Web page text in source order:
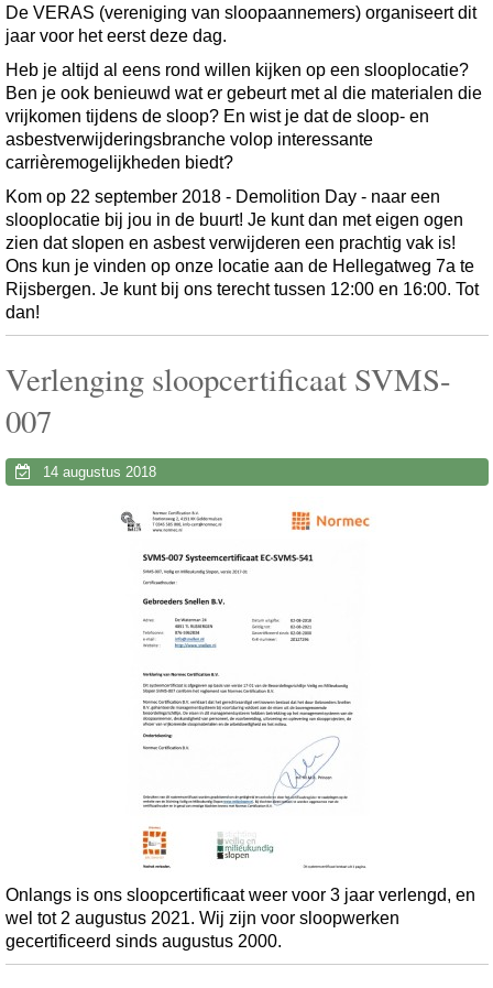
De VERAS (vereniging van sloopaannemers) organiseert dit
jaar voor het eerst deze dag.
Heb je altijd al eens rond willen kijken op een slooplocatie?
Ben je ook benieuwd wat er gebeurt met al die materialen die
vrijkomen tijdens de sloop? En wist je dat de sloop- en
asbestverwijderingsbranche volop interessante
carrièremogelijkheden biedt?
Kom op 22 september 2018 - Demolition Day - naar een
slooplocatie bij jou in de buurt! Je kunt dan met eigen ogen
zien dat slopen en asbest verwijderen een prachtig vak is!
Ons kun je vinden op onze locatie aan de Hellegatweg 7a te
Rijsbergen. Je kunt bij ons terecht tussen 12:00 en 16:00. Tot
dan!
Verlenging sloopcertificaat SVMS-
007
14 augustus 2018
Onlangs is ons sloopcertificaat weer voor 3 jaar verlengd, en
wel tot 2 augustus 2021. Wij zijn voor sloopwerken
gecertificeerd sinds augustus 2000.